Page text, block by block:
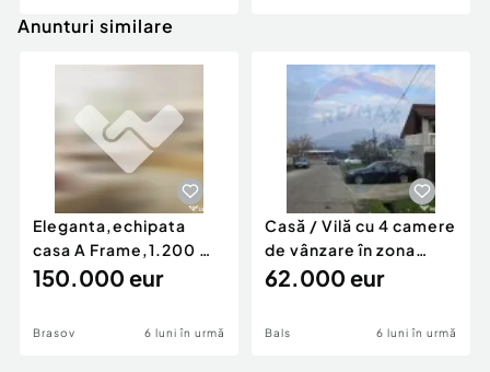
Anunturi similare
Eleganta,echipata
casa A Frame,1.200 mp
teren,deschidere Pia
150.000 eur
Brasov 6 luni în urmă
Casă / Vilă cu 4 camere
de vânzare în zona
Periferie
62.000 eur
Bals 6 luni în urmă